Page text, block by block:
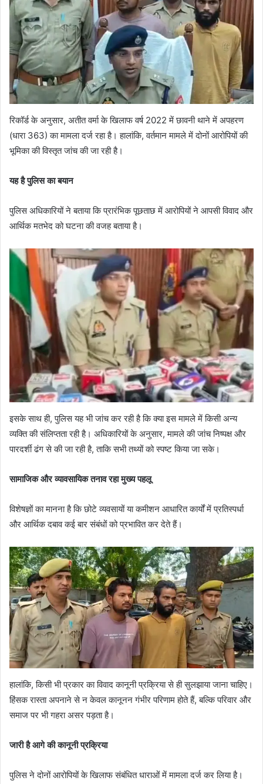
रिकॉर्ड के अनुसार, अतीत वर्मा के खिलाफ वर्ष 2022 में छावनी थाने में अपहरण
(धारा 363) का मामला दर्ज रहा है। हालांकि, वर्तमान मामले में दोनों आरोपियों की
भूमिका की विस्तृत जांच की जा रही है।
यह है पुलिस का बयान
पुलिस अधिकारियों ने बताया कि प्रारंभिक पूछताछ में आरोपियों ने आपसी विवाद और
आर्थिक मतभेद को घटना की वजह बताया है।
इसके साथ ही, पुलिस यह भी जांच कर रही है कि क्या इस मामले में किसी अन्य
व्यक्ति की संलिप्तता रही है। अधिकारियों के अनुसार, मामले की जांच निष्पक्ष और
पारदर्शी ढंग से की जा रही है, ताकि सभी तथ्यों को स्पष्ट किया जा सके।
सामाजिक और व्यावसायिक तनाव रहा मुख्य पहलू
विशेषज्ञों का मानना है कि छोटे व्यवसायों या कमीशन आधारित कार्यों में प्रतिस्पर्धा
और आर्थिक दबाव कई बार संबंधों को प्रभावित कर देते हैं।
हालांकि, किसी भी प्रकार का विवाद कानूनी प्रक्रिया से ही सुलझाया जाना चाहिए।
हिंसक रास्ता अपनाने से न केवल कानूनन गंभीर परिणाम होते हैं, बल्कि परिवार और
समाज पर भी गहरा असर पड़ता है।
जारी है आगे की कानूनी प्रक्रिया
पुलिस ने दोनों आरोपियों के खिलाफ संबंधित धाराओं में मामला दर्ज कर लिया है।